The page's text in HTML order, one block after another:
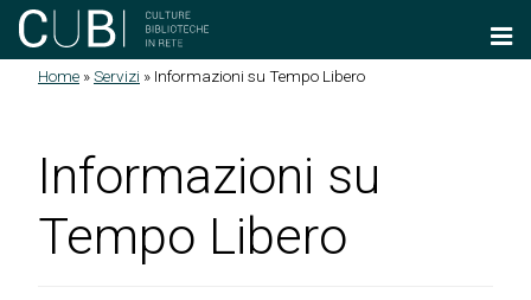
Salta al contenuto principale
Home »Servizi » Informazioni su Tempo Libero
Informazioni su
Tempo Libero